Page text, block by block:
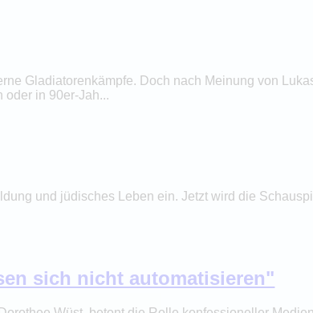
Gladiatorenkämpfe. Doch nach Meinung von
oder in 90er-Jah...
und jüdisches Leben ein. Jetzt wird die
sich nicht automatisieren"